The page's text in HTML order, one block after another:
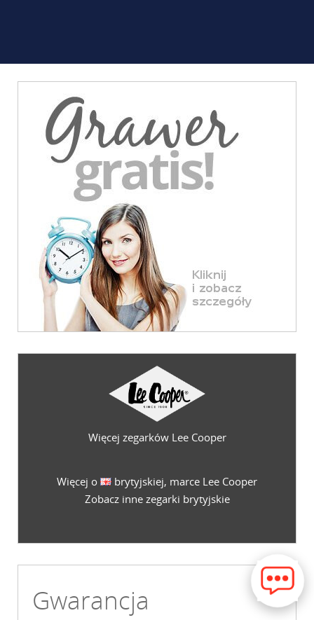
Więcej zegarków Lee Cooper
Więcej o
brytyjskiej, marce Lee Cooper
Zobacz inne zegarki brytyjskie
Gwarancja